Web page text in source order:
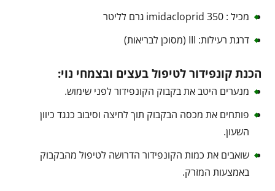
מכיל : imidacloprid 350 גרם לליטר
דרגת רעילות: III (מסוכן לבריאות)
הכנת קונפידור לטיפול בעצים ובצמחי נוי:
מנערים היטב את בקבוק הקונפידור לפני שימוש.
פותחים את מכסה הבקבוק תוך לחיצה וסיבוב כנגד כיוון
השעון.
שואבים את כמות הקונפידור הדרושה לטיפול מהבקבוק
באמצעות המזרק.